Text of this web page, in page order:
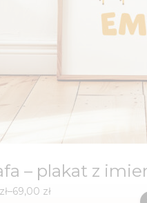
– plakat z
zł–69,00 zł